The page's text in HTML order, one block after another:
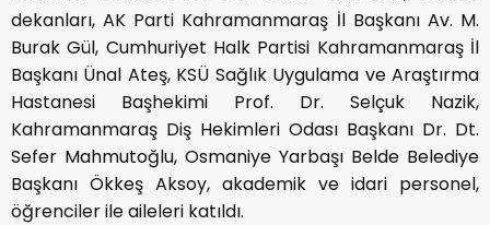
dekanları, AK Parti Kahramanmaraş İl Başkanı Av. M.
Burak Gül, Cumhuriyet Halk Partisi Kahramanmaraş İl
Başkanı Ünal Ateş, KSÜ Sağlık Uygulama ve Araştırma
Hastanesi Başhekimi Prof. Dr. Selçuk Nazik,
Kahramanmaraş Diş Hekimleri Odası Başkanı Dr. Dt.
Sefer Mahmutoğlu, Osmaniye Yarbaşı Belde Belediye
Başkanı Ökkeş Aksoy, akademik ve idari personel,
öğrenciler ile aileleri katıldı.